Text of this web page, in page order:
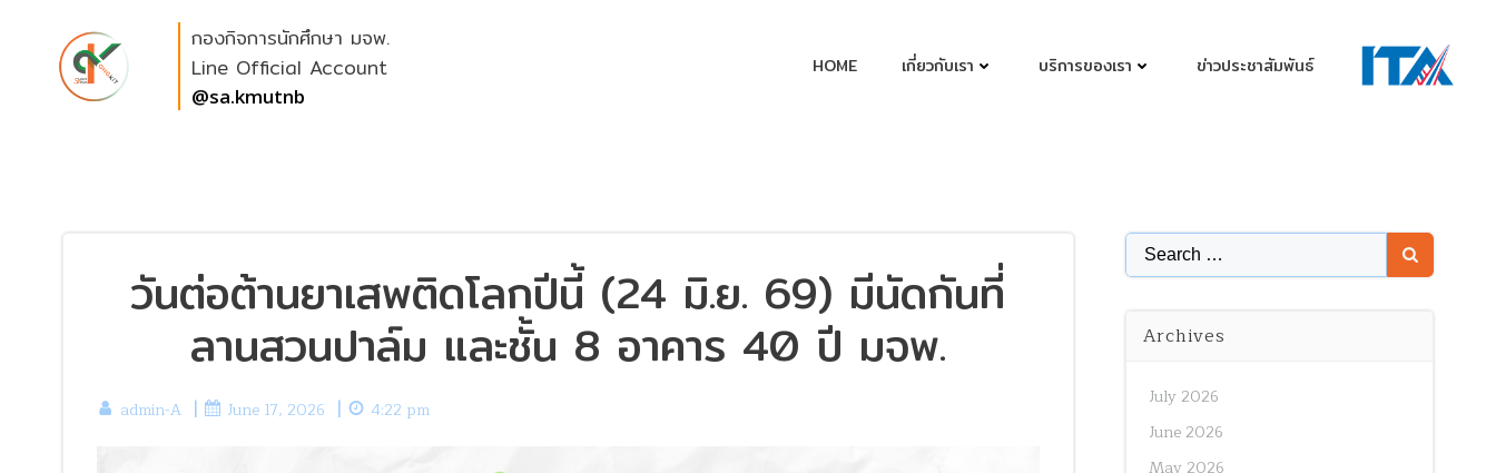
content
กองกิจการนักศึกษา มจพ.
Line Official Account
@sa.kmutnb
HOME เกี่ยวกับเรา บริการของเรา ข่าวประชาสัมพันธ์
วันต่อต้านยาเสพติดโลกปีนี้ (24 มิ.ย. 69) มีนัดกันที่
ลานสวนปาล์ม และชั้น 8 อาคาร 40 ปี มจพ.
admin-A | June 17, 2026 | 4:22 pm
Search
for:
Archives
July 2026
June 2026